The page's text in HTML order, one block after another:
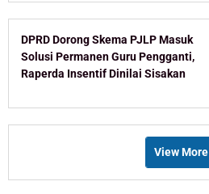
DPRD Dorong Skema PJLP Masuk
Solusi Permanen Guru Pengganti,
Raperda Insentif Dinilai Sisakan
View More